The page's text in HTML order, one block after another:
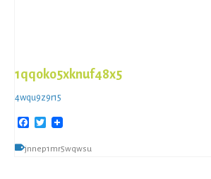
1qqoko5xknuf48x5
4wqu9z9r15
Facebook
Twitter
jnnep1mr5wqwsu